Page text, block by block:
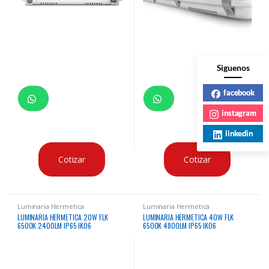
Cotizar Cotizar
Luminaria Hermetica
LUMINARIA HERMETICA 20W FLK
6500K 2400LM IP65 IK06
Luminaria Hermetica
LUMINARIA HERMETICA 40W FLK
6500K 4800LM IP65 IK06
Siguenos
facebook
instagram
linkedin